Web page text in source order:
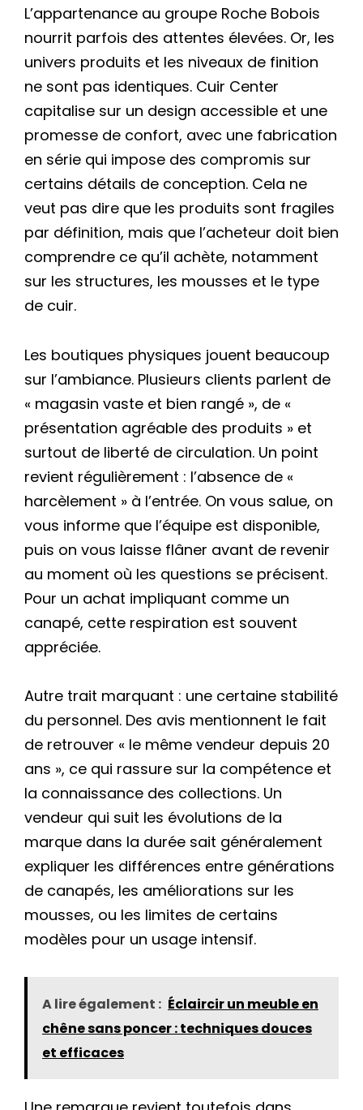
L’appartenance au groupe Roche Bobois
nourrit parfois des attentes élevées. Or, les
univers produits et les niveaux de finition
ne sont pas identiques. Cuir Center
capitalise sur un design accessible et une
promesse de confort, avec une fabrication
en série qui impose des compromis sur
certains détails de conception. Cela ne
veut pas dire que les produits sont fragiles
par définition, mais que l’acheteur doit bien
comprendre ce qu’il achète, notamment
sur les structures, les mousses et le type
de cuir.
Les boutiques physiques jouent beaucoup
sur l’ambiance. Plusieurs clients parlent de
« magasin vaste et bien rangé », de «
présentation agréable des produits » et
surtout de liberté de circulation. Un point
revient régulièrement : l’absence de «
harcèlement » à l’entrée. On vous salue, on
vous informe que l’équipe est disponible,
puis on vous laisse flâner avant de revenir
au moment où les questions se précisent.
Pour un achat impliquant comme un
canapé, cette respiration est souvent
appréciée.
Autre trait marquant : une certaine stabilité
du personnel. Des avis mentionnent le fait
de retrouver « le même vendeur depuis 20
ans », ce qui rassure sur la compétence et
la connaissance des collections. Un
vendeur qui suit les évolutions de la
marque dans la durée sait généralement
expliquer les différences entre générations
de canapés, les améliorations sur les
mousses, ou les limites de certains
modèles pour un usage intensif.
A lire également : Éclaircir un meuble en
chêne sans poncer : techniques douces
et efficaces